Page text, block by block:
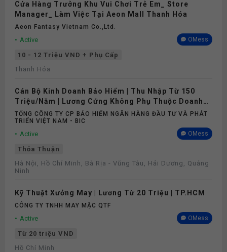
Cửa Hàng Trưởng Khu Vui Chơi Trẻ Em_ Store
Manager_ Làm Việc Tại Aeon Mall Thanh Hóa
Aeon Fantasy Vietnam Co.,ltd.
Active OMess
10 - 12 Triệu VND + Phụ Cấp
Thanh Hóa
Cán Bộ Kinh Doanh Bảo Hiểm | Thu Nhập Từ 150
Triệu/Năm | Lương Cứng Không Phụ Thuộc Doanh
Số
TỔNG CÔNG TY CP BẢO HIỂM NGÂN HÀNG ĐẦU TƯ VÀ PHÁT
TRIỂN VIỆT NAM - BIC
Active OMess
Thỏa Thuận
Hà Nội, Hồ Chí Minh, Bà Rịa - Vũng Tàu, Hải Dương, Quảng
Ninh
Kỹ Thuật Xưởng May | Lương Từ 20 Triệu | TP.HCM
CÔNG TY TNHH MAY MẶC QTF
Active OMess
Từ 20 triệu VND
Hồ Chí Minh